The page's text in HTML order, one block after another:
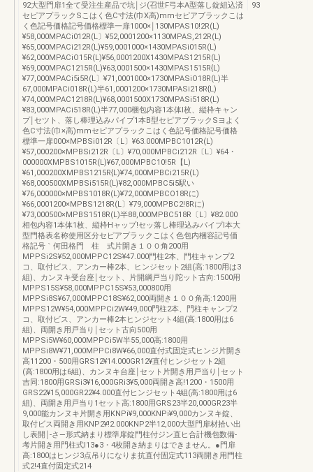
92大型門扉1全て受注生産品で坑￨ジ(召世F弓本A型落し錠組込済
セピアプラックSこはく色C寸法(巾X高)mmセピアブラックこは
く色記号価格記号価格標準一扉1000×￨130MPAS10!2R(L)
¥58,000MPACi012R(L〕¥52,0001200×1130MPAS,212R(L)
¥65,000MPACi212R(L)¥59,0001000×1430MPASi015R(L)
¥62,000MPACiO15R(L)¥56,0001200X1430MPAS1215R(L)
¥69,000MPAC1215R(L)¥63,0001500×1430MPAS1515R{L)
¥77,000MPACi5i5R(L〕¥71,0001000×1730MPASiO18R(L)半
67,000MPACi018R(L)半61,0001200×1730MPASi218R{L)
¥74,000MPAC1218R(L)¥68,0001500X1730MPASi518R(L)
¥83,000MPACi518R(L)半77,000梱包内容1本体l枚、縦枠キャン
プ￨セツト、落し棒理込みパイプ1本B型セピアブラックSヨよく
色C寸法(巾×高)mmセピアプラックこはく色記号価格記号価格
標準一扉000×MPBSi012R〔L〕¥63.000MPBC1012R(L)
¥57,000200×MPBSi212R〔L〕¥70,000MPBCi212R〔L〕¥64・
000000XMPBS1015R(L)¥67,000MPBC10!5R【L)
¥61,000200XMPBS1215R{L)¥74,000MPBCi215R(L)
¥68,000500XMPBSi515R(L)¥82,000MPBC5i5駅い
¥76,000000×MPBS1018R(L)¥72,000MPBCO18Rに)
¥66,0001200×MPBS1218R(L〕¥79,000MPBC2!8Rに)
¥73,000500×MPBS1518R(L)半88,000MPBC518R〔L〕¥82.000
相包内容1本体1枚、縦枠Hャップ!セッ落し棒理込みパイプl本大
型門格表名称使用区分セピアプラックこはく色包内梱容記号価
格記号｀何田格門 柱 式片開き１００角200用
MPPSi2S¥52,000MPPC12S¥47.000門柱2本、門柱キャンプ2
コ、取付ビス、アンカー棒2本、ヒンジセット2組(高:1800用は3
組)、カンヌキ受台座￨セット、片開綱戸当り陀ット古向:1500用
MPPS15S¥58,000MPPC15S¥53,000800用
MPPSi8S¥67,000MPPC18S¥62,000両開き１００角高:1200用
MPPS12W¥54,000MPPCi2W¥49,000門柱2本、門柱キャンプ2
コ、取付ビス、アンカー棒2本ヒンジセット4組(高:1800用は6
組)、両開き用戸当り￨セット古向500用
MPPSi5W¥60,000MPPCi5W半55,000高:1800用
MPPSi8W¥71,000MPPCi8W¥66,000直付式固定式ヒンジ片開き
高11200・500用GRS12¥14.000GR12¥直付ヒンジセット2組
(高:1800用は6組)、カンヌキ台座￨セット片開き用戸当り￨セット
吉同:1800用GRSi3¥16,000GRi3¥5,000両開き高!1200・1500用
GRS22¥15,000GR22¥4.000直付ヒンジセット4組(高:1800用は6
組)、両開き用戸当り1セット高:1800用GRS23半20,000GR23半
9,000能カンヌキ片開き用KNPi¥9,000KNPi¥9,000カンヌキ錠、
取付ビス両開き用KNP2¥!2.000KNP2半12,000大型門扉材拾い出
し表開￨‐さ―形式納まり標準扉錠門柱付ジン直ヒ合計機包数備‐
考片開き用門柱式l13●3・4枚開き納まりはできません。●門扉
高:1800はヒンジ3点吊りになりま抗直付固定式113両開き用門柱
式2!4直付固定式214
93